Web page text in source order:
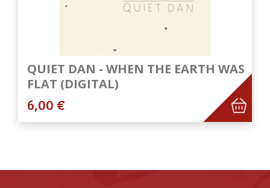
QUIET DAN - WHEN THE EARTH WAS
FLAT (DIGITAL)
6,00 €